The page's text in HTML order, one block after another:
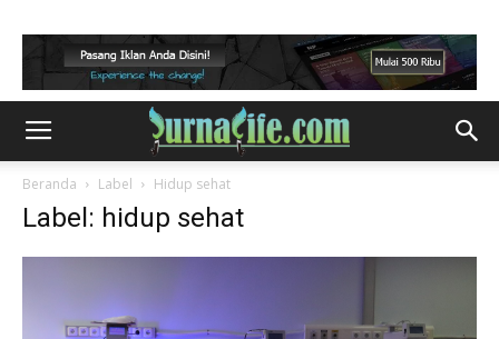
Beranda Label Hidup sehat
Label: hidup sehat